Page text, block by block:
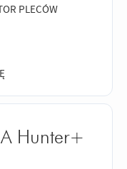
PLECÓW
Hunter+